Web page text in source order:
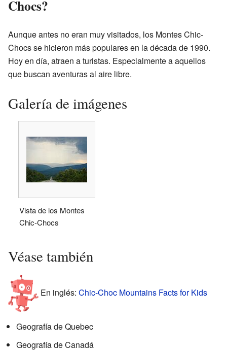
Chocs?
Aunque antes no eran muy visitados, los Montes Chic-
Chocs se hicieron más populares en la década de 1990.
Hoy en día, atraen a turistas. Especialmente a aquellos
que buscan aventuras al aire libre.
Galería de imágenes
Vista de los Montes
Chic-Chocs
Véase también
En inglés: Chic-Choc Mountains Facts for Kids
Geografía de Quebec
Geografía de Canadá